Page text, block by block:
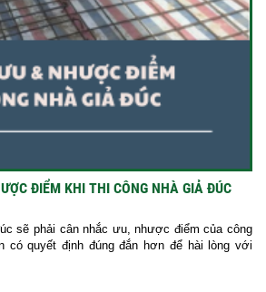
ĐIỂM KHI THI CÔNG NHÀ GIẢ ĐÚC
sẽ phải cân nhắc ưu, nhược điểm của công
có quyết định đúng đắn hơn để hài lòng với